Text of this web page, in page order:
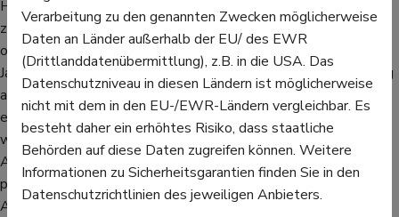
Heutzutage ist die Voraussetzung für die Ausbildung zur oder
zum PTA ist mindestens die Mittlere Reife, ein gleichwertiger
oder höherer Abschluss. Die Ausbildung dauert zweieinhalb
Jahre. Sie teilt sich auf in eine zweijährige schulische Ausbildung
an einer staatlichen oder anerkannten privaten Schule und
einem halben Jahr Praktikum in einem Betrieb. An der Schule
werden unter anderem Chemie, Botanik, Drogenkunde oder
Arzneimittelkunde unterrichtet. Schriftliche, mündliche und
praktische Prüfungen stehen am Ende der schulischen
Ausbildung.
Verarbeitung zu den genannten Zwecken möglicherweise
Daten an Länder außerhalb der EU/ des EWR
(Drittlanddatenübermittlung), z.B. in die USA. Das
Datenschutzniveau in diesen Ländern ist möglicherweise
nicht mit dem in den EU-/EWR-Ländern vergleichbar. Es
besteht daher ein erhöhtes Risiko, dass staatliche
Behörden auf diese Daten zugreifen können. Weitere
Informationen zu Sicherheitsgarantien finden Sie in den
Datenschutzrichtlinien des jeweiligen Anbieters.